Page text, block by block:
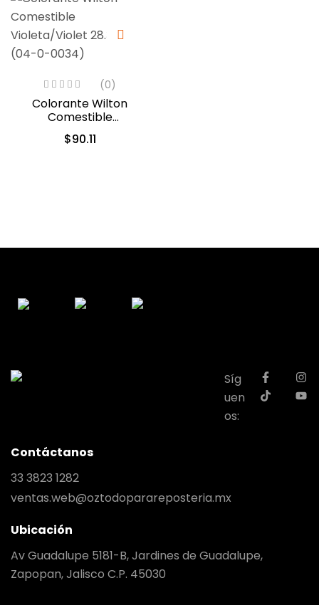
(0)
Colorante Wilton
Comestible
Violeta/Violet 28.3gr.
(04-0-0034)
$90.11
Síg
uen
os:
Contáctanos
33 3823 1282
ventas.web@oztodoparareposteria.mx
Ubicación
Av Guadalupe 5181-B, Jardines de Guadalupe,
Zapopan, Jalisco C.P. 45030